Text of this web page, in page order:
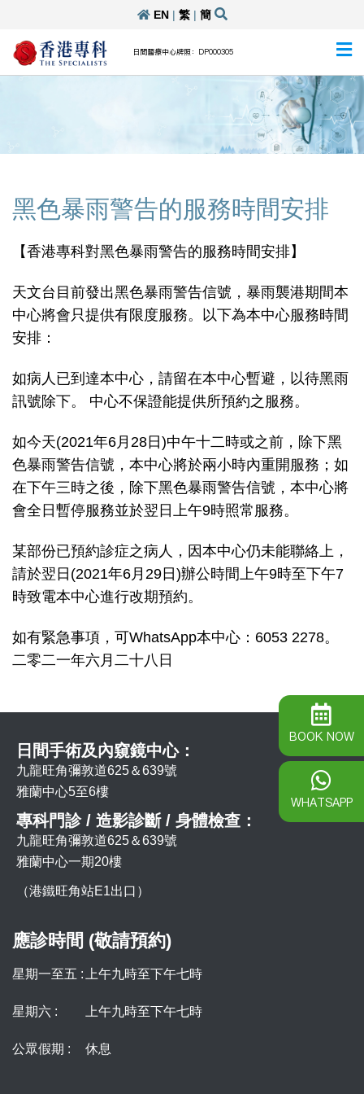
EN| 繁| 簡
日間醫療中心牌照：DP000305
黑色暴雨警告的服務時間安排
【香港專科對黑色暴雨警告的服務時間安排】
天文台目前發出黑色暴雨警告信號，暴雨襲港期間本
中心將會只提供有限度服務。以下為本中心服務時間
安排：
如病人已到達本中心，請留在本中心暫避，以待黑雨
訊號除下。 中心不保證能提供所預約之服務。
如今天(2021年6月28日)中午十二時或之前，除下黑
色暴雨警告信號，本中心將於兩小時內重開服務；如
在下午三時之後，除下黑色暴雨警告信號，本中心將
會全日暫停服務並於翌日上午9時照常服務。
某部份已預約診症之病人，因本中心仍未能聯絡上，
請於翌日(2021年6月29日)辦公時間上午9時至下午7
時致電本中心進行改期預約。
如有緊急事項，可WhatsApp本中心：6053 2278。
二零二一年六月二十八日
日間手術及內窺鏡中心：
九龍旺角彌敦道625＆639號
雅蘭中心5至6樓
專科門診 / 造影診斷 / 身體檢查：
九龍旺角彌敦道625＆639號
雅蘭中心一期20樓
（港鐵旺角站E1出口）
應診時間 (敬請預約)
星期一至五 : 上午九時至下午七時
星期六 : 上午九時至下午七時
公眾假期 : 休息
BOOK NOW
WHATSAPP